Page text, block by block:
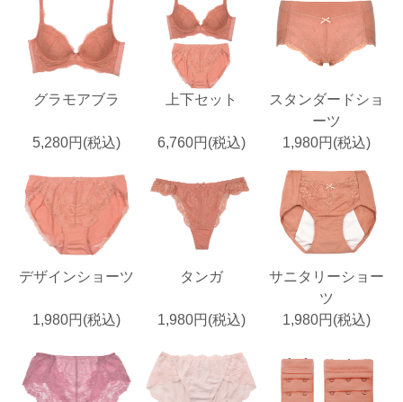
グラモアブラ 上下セット
スタンダードショ
ーツ
5,280円(税込)
6,760円(税込) 1,980円(税込)
デザインショーツ タンガ
サニタリーショー
ツ
1,980円(税込)
1,980円(税込) 1,980円(税込)